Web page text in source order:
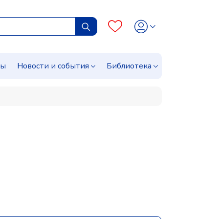
Новости и события Библиотека